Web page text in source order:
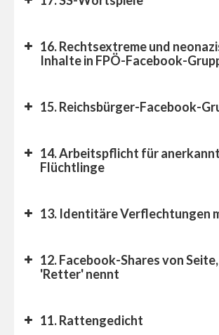
16. Rechtsextreme und
Inhalte in FPÖ-Facebook-
15. Reichsbürger-Facebook-
14. Arbeitspflicht für
Flüchtlinge
13. Identitäre Verflechtungen
12. Facebook-Shares von
'Retter' nennt
11. Rattengedicht